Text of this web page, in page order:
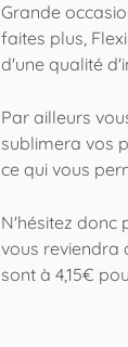
Grande
faites plus,
d'une qualité
Par ailleurs
sublimera vos
ce qui vous
N'hésitez donc
vous reviendra
sont à 4,15€